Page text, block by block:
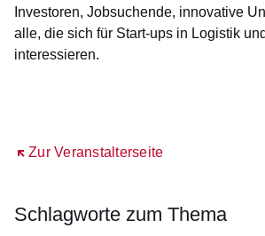
Investoren, Jobsuchende, innovative
alle, die sich für Start-ups in Logistik
interessieren.
Zur Veranstalterseite
Öffnet sich in einem neuen Fenster
Schlagworte zum Thema